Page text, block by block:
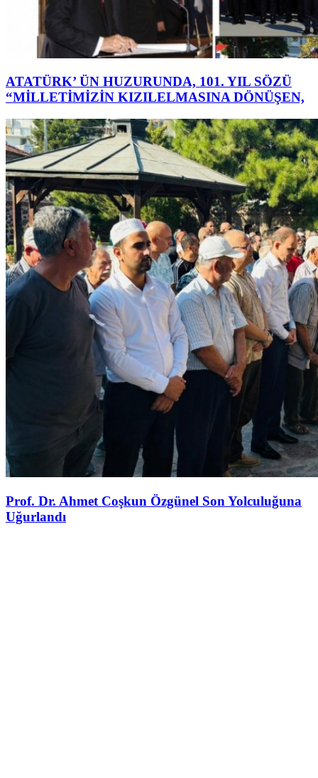
ATATÜRK’ ÜN HUZURUNDA, 101. YIL SÖZÜ
“MİLLETİMİZİN KIZILELMASINA DÖNÜŞEN,
Prof. Dr. Ahmet Coşkun Özgünel Son Yolculuğuna
Uğurlandı